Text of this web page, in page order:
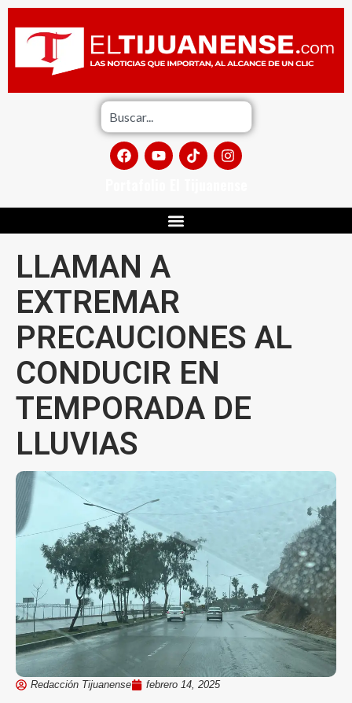
LLAMAN A
EXTREMAR
PRECAUCIONES AL
CONDUCIR EN
TEMPORADA DE
LLUVIAS
Redacción Tijuanense febrero 14, 2025